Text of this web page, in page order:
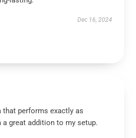
Dec 16, 2024
that performs exactly as
a great addition to my setup.